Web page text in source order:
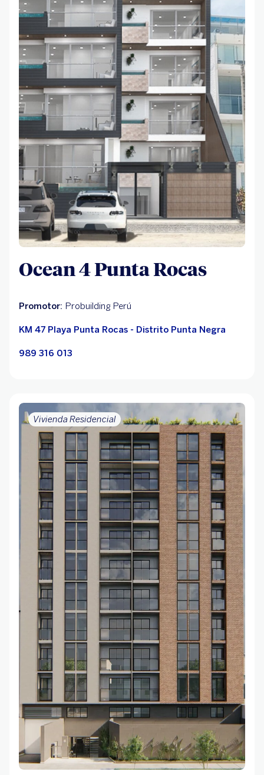
Ocean 4 Punta Rocas
Promotor: Probuilding Perú
KM 47 Playa Punta Rocas - Distrito Punta Negra
989 316 013
Vivienda Residencial